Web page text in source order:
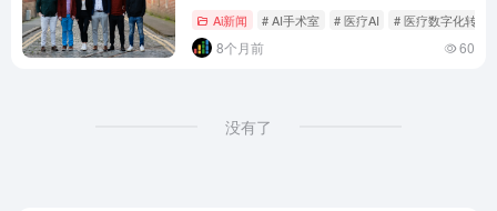
Ai新闻 # AI手术室 # 医疗AI # 医疗数字化转型
8个月前 60
没有了